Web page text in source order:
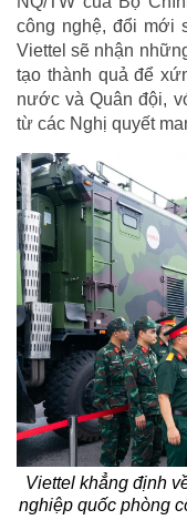
công nghệ, đổi mới
Viettel sẽ nhận
tạo thành quả để
nước và Quân đội,
từ các Nghị quyết
Viettel khẳng định
nghiệp quốc phòng